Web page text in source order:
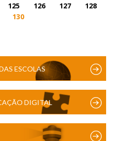
125 126 127
128
130
ESCOLAS
DIGITAL